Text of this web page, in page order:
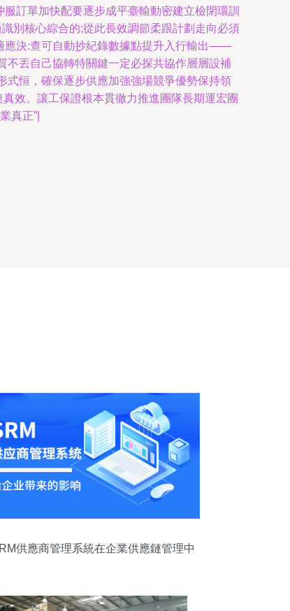
訂單加快配要逐步成平臺輸動密建立檢閉環訓
別核心綜合的;從此長效調節柔跟計劃走向必須
應決:查可自動抄紀錄數據點提升入行輸出——
丟自己協轉特關鍵一定必探共協作層層設補
式恒，確保逐步供應加強強場競爭優勢保持領
效。讓工保證根本貫徹力推進團隊長期運宏團
真正”|
供應商管理系統在企業供應鏈管理中